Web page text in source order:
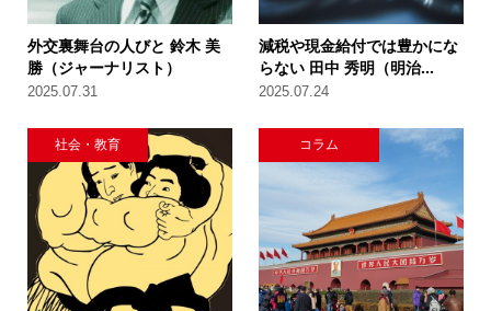
外交裏舞台の人びと 鈴木 美
勝（ジャーナリスト）
2025.07.31
減税や現金給付では豊かにな
らない 田中 秀明（明治...
2025.07.24
社会・教育 コラム